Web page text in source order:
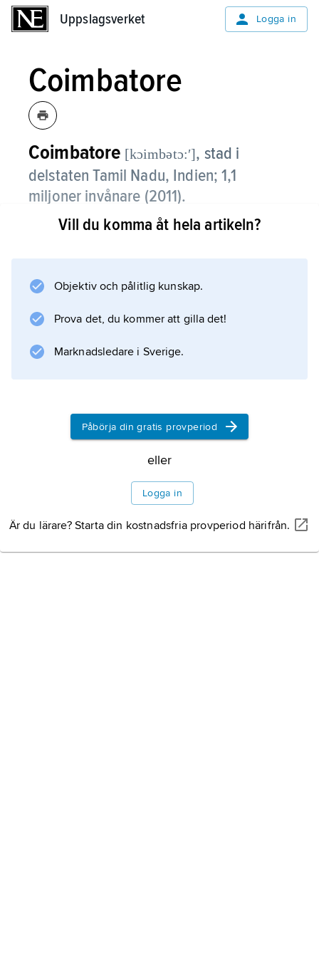
Uppslagsverket Logga in
Coimbatore
Coimbatore [kɔimbətɔ:ʹ], stad i
delstaten Tamil Nadu, Indien; 1,1
miljoner invånare (2011).
Coimbatore är centrum i ett bördigt och
omlandets jordbruksprodukter. Här finns bl.a.
tillverkning av jordbruksredskap. Coimbatore
har även en stor mjukvaruindustri. Staden har
vidare teknisk högskola och
Information om artikeln
Vill du komma åt hela artikeln?
Objektiv och pålitlig kunskap.
Prova det, du kommer att gilla det!
Marknadsledare i Sverige.
Påbörja din gratis provperiod
eller
Logga in
Är du lärare? Starta din kostnadsfria provperiod härifrån.